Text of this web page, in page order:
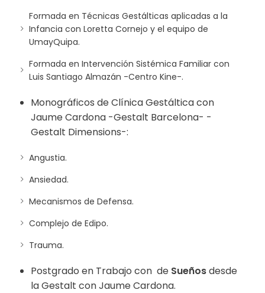
Formada en Técnicas Gestálticas aplicadas a la
Infancia con Loretta Cornejo y el equipo de
UmayQuipa.
Formada en Intervención Sistémica Familiar con
Luis Santiago Almazán -Centro Kine-.
Monográficos de Clínica Gestáltica con
Jaume Cardona -Gestalt Barcelona- -
Gestalt Dimensions-:
Angustia.
Ansiedad.
Mecanismos de Defensa.
Complejo de Edipo.
Trauma.
Postgrado en Trabajo con de Sueñosdesde
la Gestalt con Jaume Cardona.